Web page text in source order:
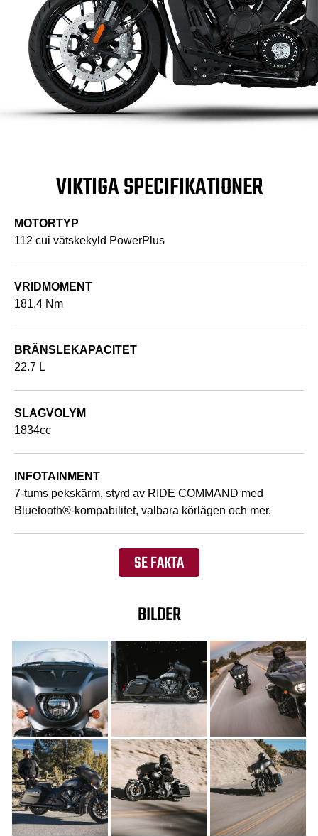
VIKTIGA SPECIFIKATIONER
MOTORTYP
112 cui vätskekyld PowerPlus
VRIDMOMENT
181.4 Nm
BRÄNSLEKAPACITET
22.7 L
SLAGVOLYM
1834cc
INFOTAINMENT
7-tums pekskärm, styrd av RIDE COMMAND med
Bluetooth®-kompabilitet, valbara körlägen och mer.
SE FAKTA
BILDER